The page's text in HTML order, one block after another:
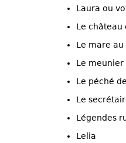
Laura ou
Le château
Le mare au
Le
Le péché
Le
Légendes
Lelia